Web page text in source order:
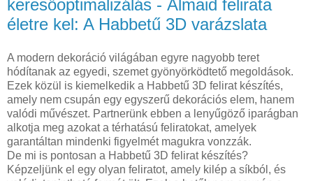
keresőoptimalizálás - Álmaid felirata
életre kel: A Habbetű 3D varázslata
A modern dekoráció világában egyre nagyobb teret
hódítanak az egyedi, szemet gyönyörködtető megoldások.
Ezek közül is kiemelkedik a Habbetű 3D felirat készítés,
amely nem csupán egy egyszerű dekorációs elem, hanem
valódi művészet. Partnerünk ebben a lenyűgöző iparágban
alkotja meg azokat a térhatású feliratokat, amelyek
garantáltan mindenki figyelmét magukra vonzzák.
De mi is pontosan a Habbetű 3D felirat készítés?
Képzeljünk el egy olyan feliratot, amely kilép a síkból, és